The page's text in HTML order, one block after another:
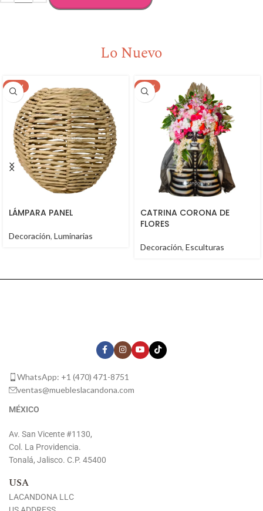
Lo Nuevo
NEW
LÁMPARA PANEL
Decoración, Luminarias
NEW
CATRINA CORONA DE
FLORES
Decoración, Esculturas
WhatsApp: +1 (470) 471-8751
ventas@muebleslacandona.com
MÉXICO
Av. San Vicente #1130,
Col. La Providencia.
Tonalá, Jalisco. C.P. 45400
USA
LACANDONA LLC